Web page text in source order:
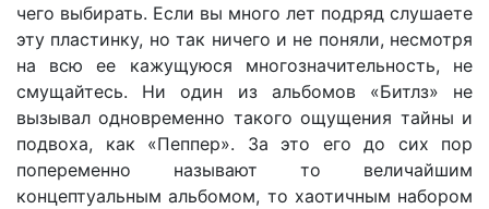
чего выбирать. Если вы много лет подряд слушаете
эту пластинку, но так ничего и не поняли, несмотря
на всю ее кажущуюся многозначительность, не
смущайтесь. Ни один из альбомов «Битлз» не
вызывал одновременно такого ощущения тайны и
подвоха, как «Пеппер». За это его до сих пор
попеременно называют то величайшим
концептуальным альбомом, то хаотичным набором